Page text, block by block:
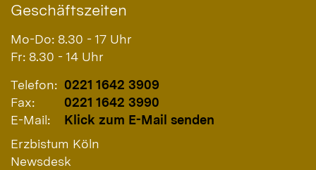
Geschäftszeiten
Mo-Do: 8.30 - 17 Uhr
Fr: 8.30 - 14 Uhr
Telefon: 0221 1642 3909
Fax:
0221 1642 3990
E-Mail:
Klick zum E-Mail senden
Erzbistum Köln
Newsdesk